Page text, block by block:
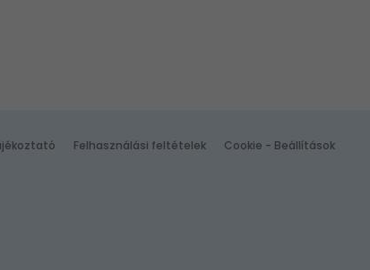
Felhasználási feltételek Cookie - Beállítások